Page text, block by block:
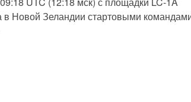
Новой Зеландии стартовыми